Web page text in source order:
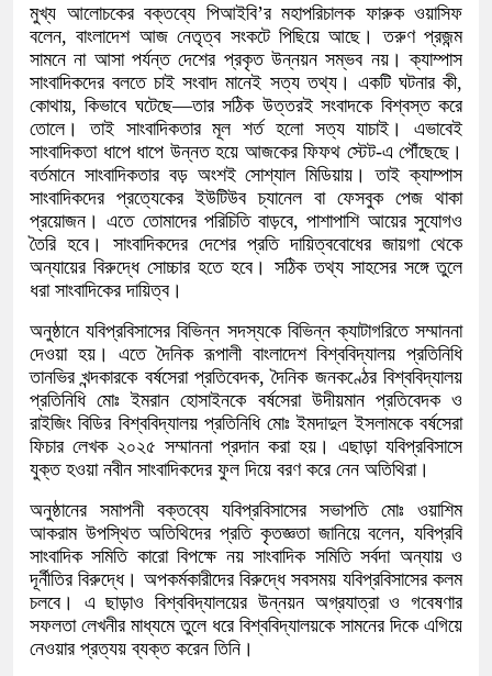
মুখ্য আলোচকের বক্তব্যে পিআইবি’র মহাপরিচালক ফারুক ওয়াসিফ
বলেন, বাংলাদেশ আজ নেতৃত্ব সংকটে পিছিয়ে আছে। তরুণ প্রজন্ম
সামনে না আসা পর্যন্ত দেশের প্রকৃত উন্নয়ন সম্ভব নয়। ক্যাম্পাস
সাংবাদিকদের বলতে চাই সংবাদ মানেই সত্য তথ্য। একটি ঘটনার কী,
কোথায়, কিভাবে ঘটেছে—তার সঠিক উত্তরই সংবাদকে বিশ্বস্ত করে
তোলে। তাই সাংবাদিকতার মূল শর্ত হলো সত্য যাচাই। এভাবেই
সাংবাদিকতা ধাপে ধাপে উন্নত হয়ে আজকের ফিফথ স্টেট-এ পৌঁছেছে।
বর্তমানে সাংবাদিকতার বড় অংশই সোশ্যাল মিডিয়ায়। তাই ক্যাম্পাস
সাংবাদিকদের প্রত্যেকের ইউটিউব চ্যানেল বা ফেসবুক পেজ থাকা
প্রয়োজন। এতে তোমাদের পরিচিতি বাড়বে, পাশাপাশি আয়ের সুযোগও
তৈরি হবে। সাংবাদিকদের দেশের প্রতি দায়িত্ববোধের জায়গা থেকে
অন্যায়ের বিরুদ্ধে সোচ্চার হতে হবে। সঠিক তথ্য সাহসের সঙ্গে তুলে
ধরা সাংবাদিকের দায়িত্ব।
অনুষ্ঠানে যবিপ্রবিসাসের বিভিন্ন সদস্যকে বিভিন্ন ক্যাটাগরিতে সম্মাননা
দেওয়া হয়। এতে দৈনিক রূপালী বাংলাদেশ বিশ্ববিদ্যালয় প্রতিনিধি
তানভির খন্দকারকে বর্ষসেরা প্রতিবেদক, দৈনিক জনকণ্ঠের বিশ্ববিদ্যালয়
প্রতিনিধি মোঃ ইমরান হোসাইনকে বর্ষসেরা উদীয়মান প্রতিবেদক ও
রাইজিং বিডির বিশ্ববিদ্যালয় প্রতিনিধি মোঃ ইমদাদুল ইসলামকে বর্ষসেরা
ফিচার লেখক ২০২৫ সম্মাননা প্রদান করা হয়। এছাড়া যবিপ্রবিসাসে
যুক্ত হওয়া নবীন সাংবাদিকদের ফুল দিয়ে বরণ করে নেন অতিথিরা।
অনুষ্ঠানের সমাপনী বক্তব্যে যবিপ্রবিসাসের সভাপতি মোঃ ওয়াশিম
আকরাম উপস্থিত অতিথিদের প্রতি কৃতজ্ঞতা জানিয়ে বলেন, যবিপ্রবি
সাংবাদিক সমিতি কারো বিপক্ষে নয় সাংবাদিক সমিতি সর্বদা অন্যায় ও
দূর্নীতির বিরুদ্ধে। অপকর্মকারীদের বিরুদ্ধে সবসময় যবিপ্রবিসাসের কলম
চলবে। এ ছাড়াও বিশ্ববিদ্যালয়ের উন্নয়ন অগ্রযাত্রা ও গবেষণার
সফলতা লেখনীর মাধ্যমে তুলে ধরে বিশ্ববিদ্যালয়কে সামনের দিকে এগিয়ে
নেওয়ার প্রত্যয় ব্যক্ত করেন তিনি।